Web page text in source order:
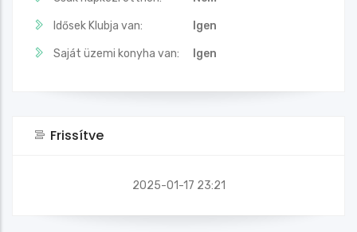
Idősek Klubja van: Igen
Saját üzemi konyha van: Igen
Frissítve
2025-01-17 23:21